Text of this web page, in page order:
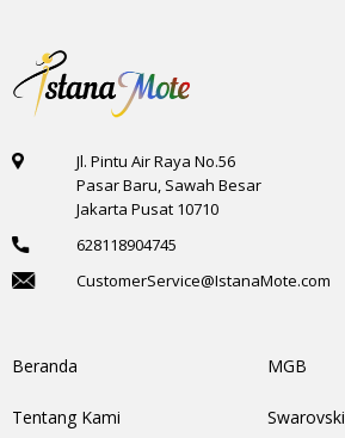
Jl. Pintu Air Raya No.56
Pasar Baru, Sawah Besar
Jakarta Pusat 10710
628118904745
CustomerService@IstanaMote.com
Beranda
Tentang Kami
MGB
Swarovski